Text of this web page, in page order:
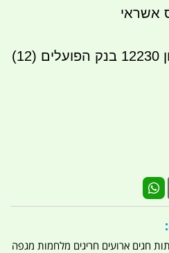
אשראי
העברה בנקאית לחשבון 12230 בנק הפועלים (12)
כולל שבתות חגים ארועים חריגים מלחמות מגפה